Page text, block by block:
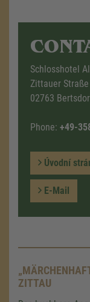
Schlosshotel
Zittauer
02763
Phone: +49-
Úvodní
E-Mail
ZITTAU